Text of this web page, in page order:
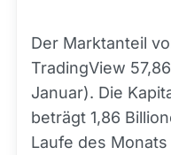
Der Marktanteil
TradingView
Januar). Die
beträgt 1,86
Laufe des